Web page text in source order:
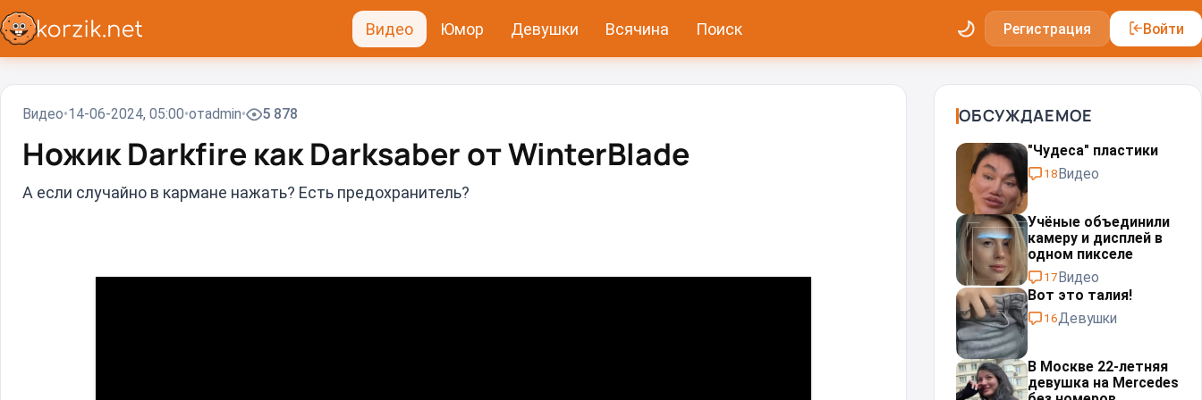
Видео Юмор Девушки Всячина Поиск Регистрация Войти
Видео 14-06-2024, 05:00 отadmin 5 878
Ножик Darkfire как Darksaber от WinterBlade
А если случайно в кармане нажать? Есть предохранитель?
ОБСУЖДАЕМОЕ
"Чудеса" пластики⁠⁠
18Видео
Учёные объединили
камеру и дисплей в
одном пикселе
17Видео
Вот это талия!
16Девушки
В Москве 22-летняя
девушка на Mercedes